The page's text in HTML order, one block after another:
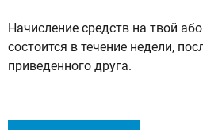
Начисление средств на твой
состоится в течение недели,
приведенного друга.